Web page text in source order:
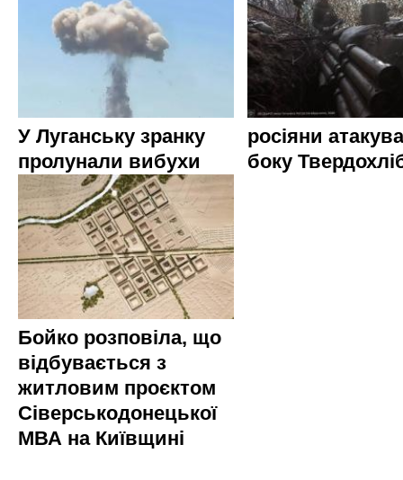
У Луганську зранку
пролунали вибухи
росіяни
боку
Бойко розповіла, що
відбувається з
житловим проєктом
Сіверськодонецької
МВА на Київщині